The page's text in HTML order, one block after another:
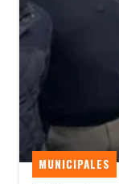
MUNICIPALES